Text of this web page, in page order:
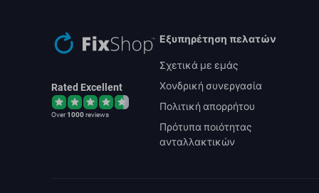
Rated Excellent
Over1000reviews
Εξυπηρέτηση πελατών
Σχετικά με εμάς
Χονδρική συνεργασία
Πολιτική απορρήτου
Πρότυπα ποιότητας
ανταλλακτικών